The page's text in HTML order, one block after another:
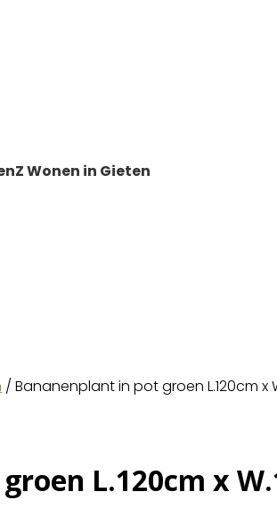
Wonen in Gieten
/ Bananenplant in pot groen L.120cm x
L.120cm x